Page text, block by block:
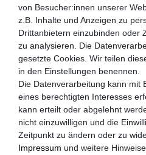
MySchirm.de
AGB
Datenschutzerklärung
Widerrufsrecht
Zahlungsarten
Versandkosten
Impressum
von Besucher:innen unserer
z.B. Inhalte und Anzeigen zu
Drittanbietern einzubinden oder
zu analysieren. Die
gesetzte Cookies. Wir teilen
in den Einstellungen benennen.
Die Datenverarbeitung kann mit
eines berechtigten Interesses
kann erteilt oder abgelehnt
nicht einzuwilligen und die
Zeitpunkt zu ändern oder zu
Impressum und weitere